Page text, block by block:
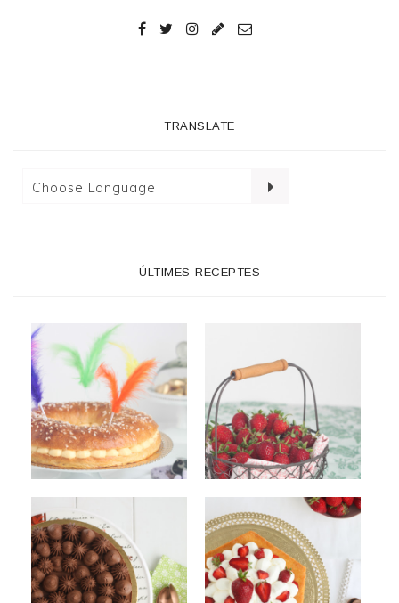
TRANSLATE
ÚLTIMES RECEPTES